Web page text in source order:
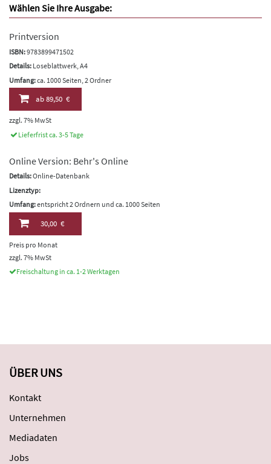
Wählen Sie Ihre Ausgabe:
Printversion
ISBN:9783899471502
Details: Loseblattwerk, A4
Umfang:ca. 1000 Seiten, 2 Ordner
ab89,50 €
zzgl. 7% MwSt
Lieferfrist ca. 3-5 Tage
Online Version: Behr's Online
Details:Online-Datenbank
Lizenztyp:
Umfang:entspricht 2 Ordnern und ca. 1000 Seiten
30,00 €
Preis pro Monat
zzgl. 7% MwSt
Freischaltung in ca. 1-2 Werktagen
ÜBER UNS
Kontakt
Unternehmen
Mediadaten
Jobs